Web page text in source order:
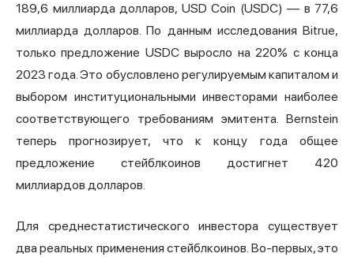
189,6 миллиарда долларов, USD Coin (USDC) — в 77,6
миллиарда долларов. По данным исследования Bitrue,
только предложение USDC выросло на 220% с конца
2023 года. Это обусловлено регулируемым капиталом и
выбором институциональными инвесторами наиболее
соответствующего требованиям эмитента. Bernstein
теперь прогнозирует, что к концу года общее
предложение стейблкоинов достигнет 420
миллиардов долларов.
Для среднестатистического инвестора существует
два реальных применения стейблкоинов. Во-первых, это